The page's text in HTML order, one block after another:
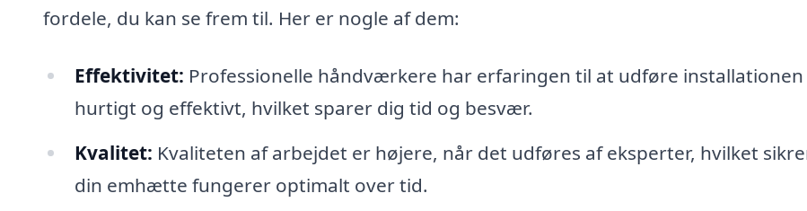
fordele, du kan se frem til. Her er nogle af dem:
Effektivitet: Professionelle håndværkere har erfaringen til at udføre installationen
hurtigt og effektivt, hvilket sparer dig tid og besvær.
Kvalitet: Kvaliteten af arbejdet er højere, når det udføres af eksperter, hvilket
din emhætte fungerer optimalt over tid.